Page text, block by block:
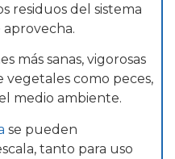
residuos del sistema
más sanas, vigorosas
vegetales como peces,
medio ambiente.
se pueden
tanto para uso